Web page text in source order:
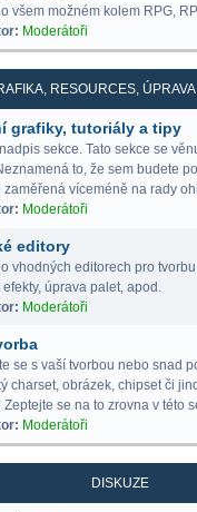
všem možném kolem RPG,
Moderátoři
RESOURCES,
grafiky, tutoriály a tipy
sekce. Tato sekce se
to, že sem budete
zaměřená víceméně na rady
Moderátoři
editory
vhodných editorech pro
úprava palet, apod.
Moderátoři
se s vaší tvorbou nebo snad
charset, obrázek, chipset či
Zeptejte se na to zrovna v této
Moderátoři
DISKUZE